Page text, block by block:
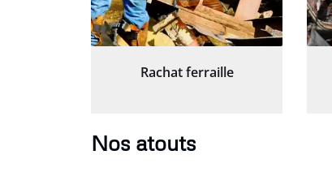
Rachat ferraille
Nos atouts